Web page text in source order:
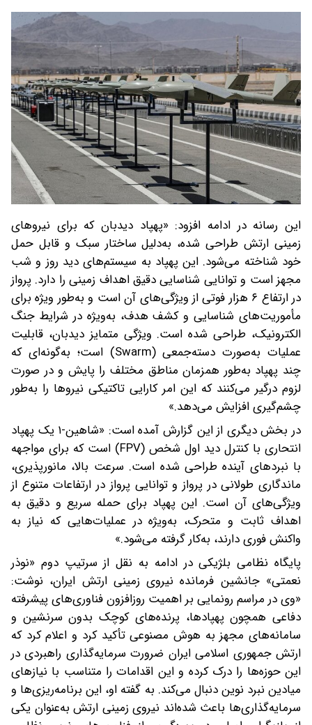
این رسانه در ادامه افزود: «پهپاد دیدبان که برای نیروهای
زمینی ارتش طراحی شده، به‌دلیل ساختار سبک و قابل حمل
خود شناخته می‌شود. این پهپاد به سیستم‌های دید روز و شب
مجهز است و توانایی شناسایی دقیق اهداف زمینی را دارد. پرواز
در ارتفاع ۶ هزار فوتی از ویژگی‌های آن است و به‌طور ویژه برای
مأموریت‌های شناسایی و کشف هدف، به‌ویژه در شرایط جنگ
الکترونیک، طراحی شده است. ویژگی متمایز دیدبان، قابلیت
عملیات به‌صورت دسته‌جمعی (Swarm) است؛ به‌گونه‌ای که
چند پهپاد به‌طور همزمان مناطق مختلف را پایش و در صورت
لزوم درگیر می‌کنند که این امر کارایی تاکتیکی نیروها را به‌طور
چشم‌گیری افزایش می‌دهد.»
در بخش دیگری از این گزارش آمده است: «شاهین-۱ یک پهپاد
انتحاری با کنترل دید اول شخص (FPV) است که برای مواجهه
با نبردهای آینده طراحی شده است. سرعت بالا، مانورپذیری،
ماندگاری طولانی در پرواز و توانایی پرواز در ارتفاعات متنوع از
ویژگی‌های آن است. این پهپاد برای حمله سریع و دقیق به
اهداف ثابت و متحرک، به‌ویژه در عملیات‌هایی که نیاز به
واکنش فوری دارند، به‌کار گرفته می‌شود.»
پایگاه نظامی بلژیکی در ادامه به نقل از سرتیپ دوم «نوذر
نعمتی» جانشین فرمانده نیروی زمینی ارتش ایران، نوشت:
«وی در مراسم رونمایی بر اهمیت روزافزون فناوری‌های پیشرفته
دفاعی همچون پهپادها، پرنده‌های کوچک بدون سرنشین و
سامانه‌های مجهز به هوش مصنوعی تأکید کرد و اعلام کرد که
ارتش جمهوری اسلامی ایران ضرورت سرمایه‌گذاری راهبردی در
این حوزه‌ها را درک کرده و این اقدامات را متناسب با نیازهای
میادین نبرد نوین دنبال می‌کند. به گفته او، این برنامه‌ریزی‌ها و
سرمایه‌گذاری‌ها باعث شده‌اند نیروی زمینی ارتش به‌عنوان یکی